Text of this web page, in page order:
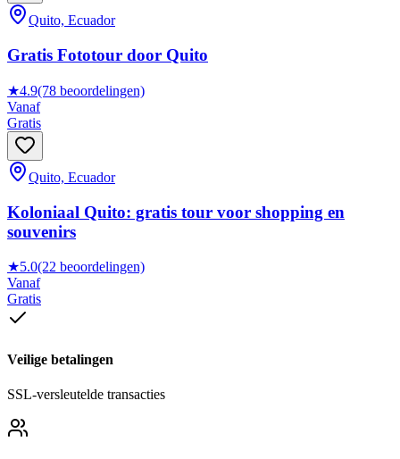
Quito, Ecuador
Gratis Fototour door Quito
★4.9(78 beoordelingen)
Vanaf
Gratis
Quito, Ecuador
Koloniaal Quito: gratis tour voor shopping en
souvenirs
★5.0(22 beoordelingen)
Vanaf
Gratis
Veilige betalingen
SSL-versleutelde transacties